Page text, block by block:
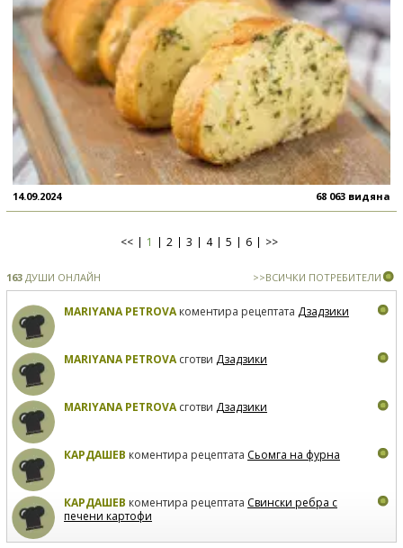
14.09.2024 68 063 видяна
<< 1 2 3 4 5 6 >>
163 ДУШИ ОНЛАЙН >>ВСИЧКИ ПОТРЕБИТЕЛИ
MARIYANA PETROVAкоментира рецептата Дзадзики
MARIYANA PETROVAсготви Дзадзики
MARIYANA PETROVAсготви Дзадзики
КАРДАШЕВ коментира рецептата Сьомга на фурна
КАРДАШЕВ коментира рецептата Свински ребра с
печени картофи